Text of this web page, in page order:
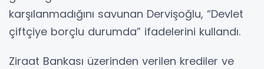
karşılanmadığını savunan Dervişoğlu, “Devlet
çiftçiye borçlu durumda” ifadelerini kullandı.
Ziraat Bankası üzerinden verilen krediler ve